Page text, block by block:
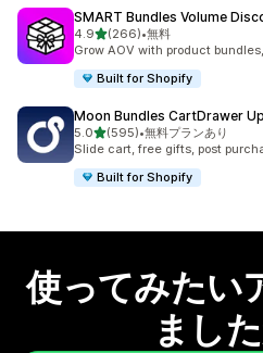
SMART Bundles Volume
4.95つ星中
(266)
合計レビュー数：266件
•無料
Grow AOV with product
Built for Shopify
Moon Bundles CartDrawer
5.05つ星中
(595)
合計レビュー数：595件
•無料プランあり
Slide cart, free gifts, post
Built for Shopify
使ってみたい
まし